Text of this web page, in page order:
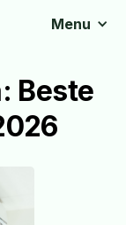
Menu
Beste